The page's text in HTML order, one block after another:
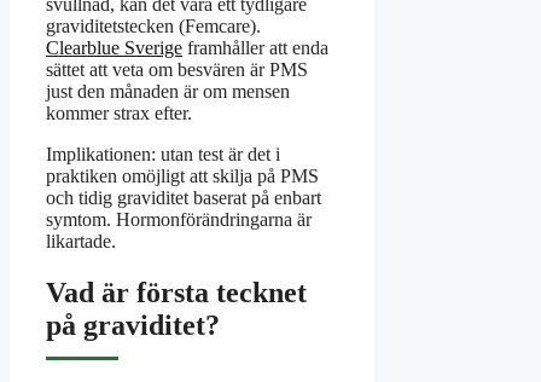
graviditetstecken (Femcare).
Clearblue Sverige framhåller att enda
sättet att veta om besvären är PMS
just den månaden är om mensen
kommer strax efter.
Implikationen: utan test är det i
praktiken omöjligt att skilja på PMS
och tidig graviditet baserat på enbart
symtom. Hormonförändringarna är
likartade.
Vad är första tecknet
på graviditet?